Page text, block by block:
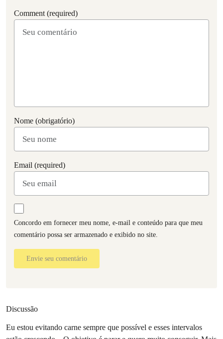
Comment (required)
Nome (obrigatório)
Email (required)
Concordo em fornecer meu nome, e-mail e conteúdo para que meu
comentário possa ser armazenado e exibido no site.
Envie seu comentário
Discussão
Eu estou evitando carne sempre que possível e esses intervalos